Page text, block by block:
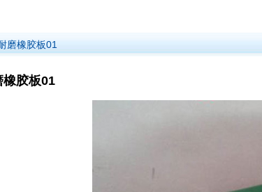
磨橡胶板01
橡胶板01